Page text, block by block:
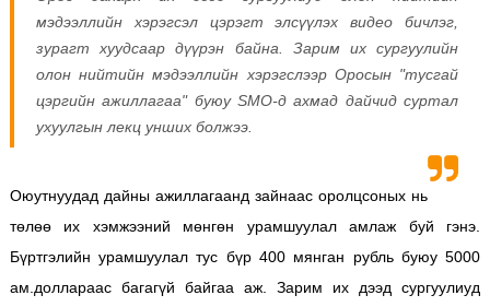
мэдээллийн хэрэгсэл цэрэгт элсүүлэх видео бичлэг,
зурагт хуудсаар дүүрэн байна. Зарим их сургуулийн
олон нийтийн мэдээллийн хэрэгслээр Оросын "тусгай
цэргийн ажиллагаа" буюу SMO-д ахмад дайчид суртал
ухуулгын лекц унших болжээ.
Оюутнуудад дайны ажиллагаанд зайнаас оролцсоных нь
төлөө их хэмжээний мөнгөн урамшуулал амлаж буй гэнэ.
Бүртгэлийн урамшуулал тус бүр 400 мянган рубль буюу 5000
ам.доллараас багагүй байгаа аж. Зарим их дээд сургуулиуд